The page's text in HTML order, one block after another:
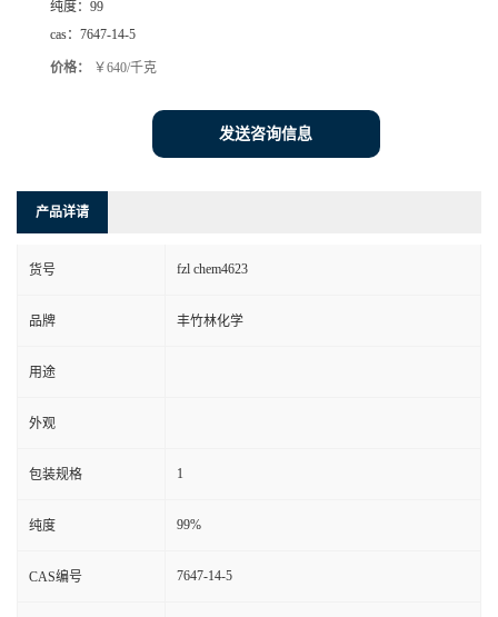
纯度： 99
cas： 7647-14-5
价格： ￥640/千克
发送咨询信息
产品详请
货号 fzl chem4623
品牌 丰竹林化学
用途
外观
包装规格 1
纯度 99%
CAS编号 7647-14-5